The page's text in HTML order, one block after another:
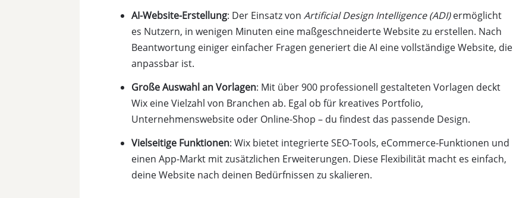
AI-Website-Erstellung: Der Einsatz vonArtificial Design Intelligence (ADI)ermöglicht
es Nutzern, in wenigen Minuten eine maßgeschneiderte Website zu erstellen. Nach
Beantwortung einiger einfacher Fragen generiert die AI eine vollständige Website, die
anpassbar ist.
Große Auswahl an Vorlagen: Mit über 900 professionell gestalteten Vorlagen deckt
Wix eine Vielzahl von Branchen ab. Egal ob für kreatives Portfolio,
Unternehmenswebsite oder Online-Shop – du findest das passende Design.
Vielseitige Funktionen: Wix bietet integrierte SEO-Tools, eCommerce-Funktionen und
einen App-Markt mit zusätzlichen Erweiterungen. Diese Flexibilität macht es einfach,
deine Website nach deinen Bedürfnissen zu skalieren.